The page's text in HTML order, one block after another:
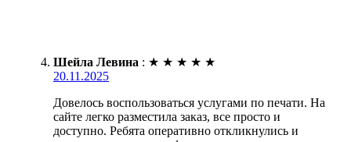
Шейла Левина : ★ ★ ★ ★ ★
20.11.2025
Довелось воспользоваться услугами по печати. На
сайте легко разместила заказ, все просто и
доступно. Ребята оперативно откликнулись и